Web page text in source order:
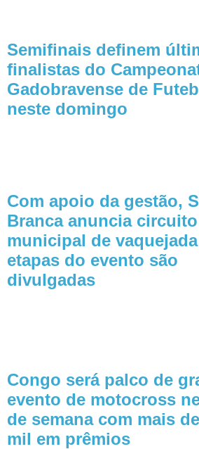
Semifinais definem
finalistas do
Gadobravense de
neste domingo
Com apoio da gestão,
Branca anuncia circuito
municipal de
etapas do evento são
divulgadas
Congo será palco de
evento de motocross
de semana com mais
mil em prêmios